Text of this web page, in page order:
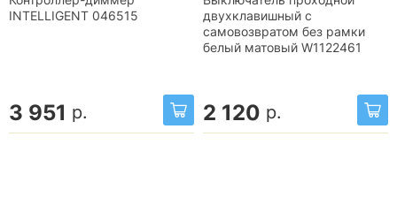
INTELLIGENT 046515
3 951 р.
двухклавишный с
самовозвратом без рамки
белый матовый W1122461
2 120 р.